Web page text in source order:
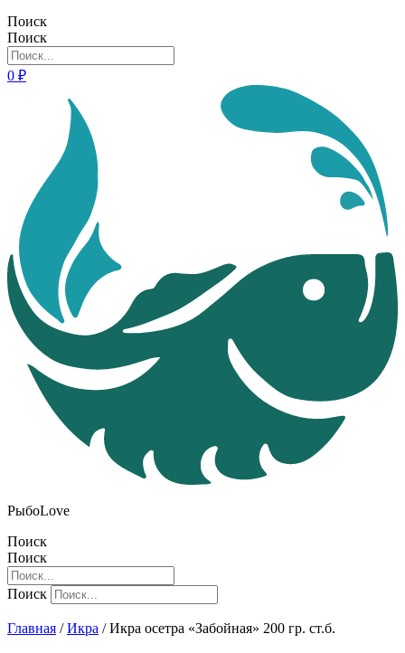
Поиск
Поиск
0 ₽
РыбоLove
Поиск
Поиск
Поиск
Главная /Икра / Икра осетра «Забойная» 200 гр. ст.б.